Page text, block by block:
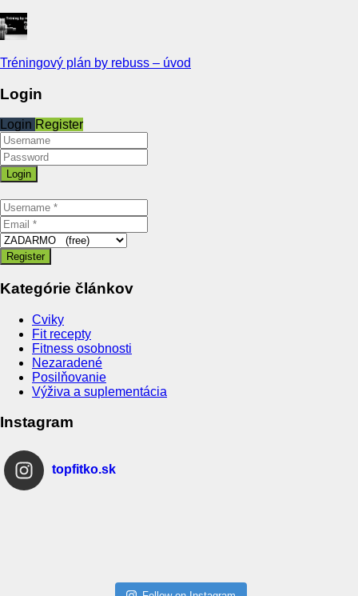
Tréningový plán by rebuss – úvod
Login
Login Register
Kategórie článkov
Cviky
Fit recepty
Fitness osobnosti
Nezaradené
Posilňovanie
Výživa a suplementácia
Instagram
topfitko.sk